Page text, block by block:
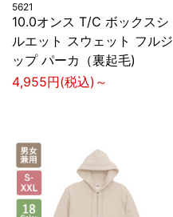
5621
10.0オンス T/C ボックスシ
ルエット スウェット フルジ
ップ パーカ（裏起毛)
4,955円(税込)～